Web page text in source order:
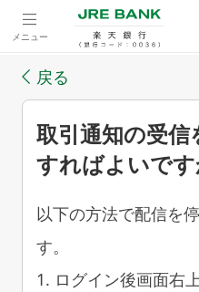
メニュー
戻る
取引通知の受信
すればよいです
以下の方法で配信を
す。
1. ログイン後画面右